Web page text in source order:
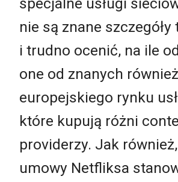
specjalne usługi
nie są znane
i trudno ocenić, na ile
one od znanych
europejskiego rynku
które kupują różni
providerzy. Jak
umowy Netfliksa